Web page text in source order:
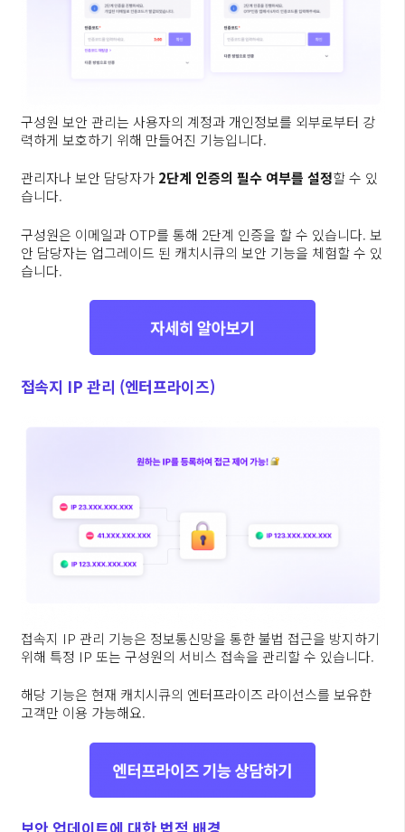
구성원 보안 관리는 사용자의 계정과 개인정보를 외부로부터 강
력하게 보호하기 위해 만들어진 기능입니다.
관리자나 보안 담당자가 2단계 인증의 필수 여부를 설정할 수 있
습니다.
구성원은 이메일과 OTP를 통해 2단계 인증을 할 수 있습니다. 보
안 담당자는 업그레이드 된 캐치시큐의 보안 기능을 체험할 수 있
습니다.
접속지 IP 관리 (엔터프라이즈)
접속지 IP 관리 기능은 정보통신망을 통한 불법 접근을 방지하기
위해 특정 IP 또는 구성원의 서비스 접속을 관리할 수 있습니다.
해당 기능은 현재 캐치시큐의 엔터프라이즈 라이선스를 보유한
고객만 이용 가능해요.